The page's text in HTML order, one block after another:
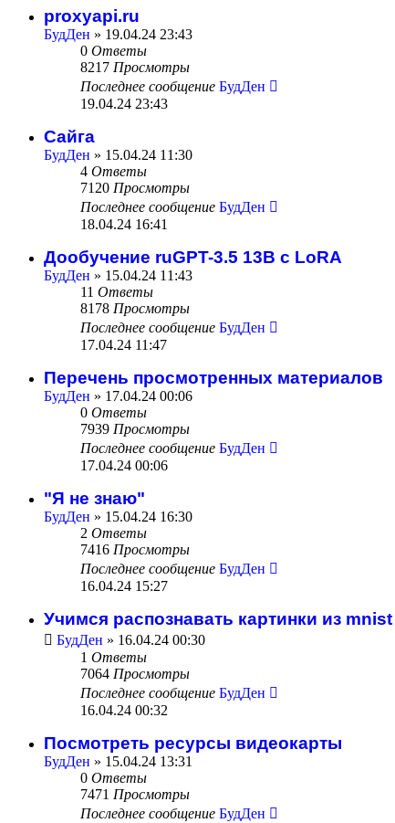
proxyapi.ru
БудДен » 19.04.24 23:43
0 Ответы
8217 Просмотры
Последнее сообщение БудДен
19.04.24 23:43
Сайга
БудДен » 15.04.24 11:30
4 Ответы
7120 Просмотры
Последнее сообщение БудДен
18.04.24 16:41
Дообучение ruGPT-3.5 13B с LoRA
БудДен » 15.04.24 11:43
11 Ответы
8178 Просмотры
Последнее сообщение БудДен
17.04.24 11:47
Перечень просмотренных материалов
БудДен » 17.04.24 00:06
0 Ответы
7939 Просмотры
Последнее сообщение БудДен
17.04.24 00:06
"Я не знаю"
БудДен » 15.04.24 16:30
2 Ответы
7416 Просмотры
Последнее сообщение БудДен
16.04.24 15:27
Учимся распознавать картинки из mnist
БудДен » 16.04.24 00:30
1 Ответы
7064 Просмотры
Последнее сообщение БудДен
16.04.24 00:32
Посмотреть ресурсы видеокарты
БудДен » 15.04.24 13:31
0 Ответы
7471 Просмотры
Последнее сообщение БудДен